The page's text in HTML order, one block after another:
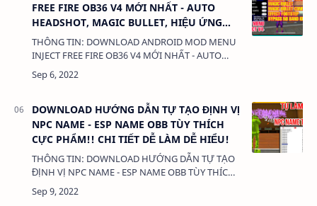
FREE FIRE OB36 V4 MỚI NHẤT - AUTO
HEADSHOT, MAGIC BULLET, HIỆU ỨNG
CHÂN, MAGIC BULLET CONFIG
THÔNG TIN: DOWNLOAD ANDROID MOD MENU
INJECT FREE FIRE OB36 V4 MỚI NHẤT - AUTO
HEADSHOT, MAGIC BULLET, HIỆU ỨNG CHÂN,
MAGIC BULLET CONFIG DUNG LƯỢNG: 3MB
DOWNLOAD HƯỚNG DẪN TỰ TẠO ĐỊNH VỊ
NPC NAME - ESP NAME OBB TÙY THÍCH
CỰC PHẨM!! CHI TIẾT DỄ LÀM DỄ HIỂU!
THÔNG TIN: DOWNLOAD HƯỚNG DẪN TỰ TẠO
ĐỊNH VỊ NPC NAME - ESP NAME OBB TÙY THÍCH
CỰC PHẨM!! CHI TIẾT DỄ LÀM DỄ HIỂU! DUNG
LƯỢNG: 1MB LINK: (adsbygoogle =